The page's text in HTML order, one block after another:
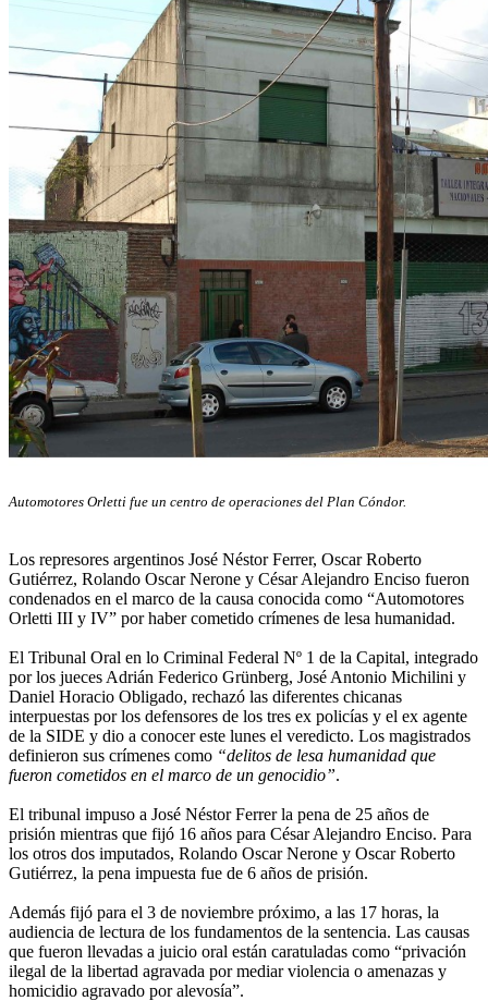
Automotores Orletti fue un centro de operaciones del Plan Cóndor.
Los represores argentinos José Néstor Ferrer, Oscar Roberto
Gutiérrez, Rolando Oscar Nerone y César Alejandro Enciso fueron
condenados en el marco de la causa conocida como “Automotores
Orletti III y IV” por haber cometido crímenes de lesa humanidad.
El Tribunal Oral en lo Criminal Federal Nº 1 de la Capital, integrado
por los jueces Adrián Federico Grünberg, José Antonio Michilini y
Daniel Horacio Obligado, rechazó las diferentes chicanas
interpuestas por los defensores de los tres ex policías y el ex agente
de la SIDE y dio a conocer este lunes el veredicto. Los magistrados
definieron sus crímenes como “delitos de lesa humanidad que
fueron cometidos en el marco de un genocidio”.
El tribunal impuso a José Néstor Ferrer la pena de 25 años de
prisión mientras que fijó 16 años para César Alejandro Enciso. Para
los otros dos imputados, Rolando Oscar Nerone y Oscar Roberto
Gutiérrez, la pena impuesta fue de 6 años de prisión.
Además fijó para el 3 de noviembre próximo, a las 17 horas, la
audiencia de lectura de los fundamentos de la sentencia. Las causas
que fueron llevadas a juicio oral están caratuladas como “privación
ilegal de la libertad agravada por mediar violencia o amenazas y
homicidio agravado por alevosía”.